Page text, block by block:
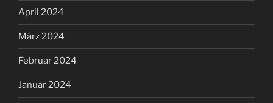
April 2024
März 2024
Februar 2024
Januar 2024